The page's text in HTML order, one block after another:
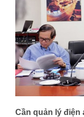
Cần quản lý điện